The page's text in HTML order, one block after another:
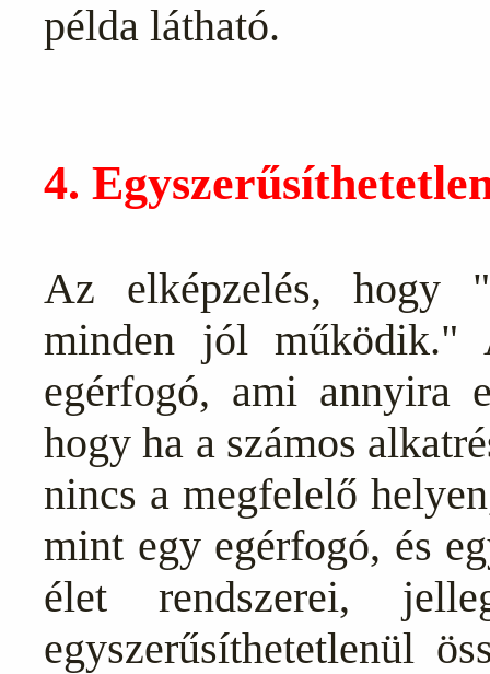
példa látható.
4.
Az elképzelés, hogy
minden jól működik."
egérfogó, ami annyira
hogy ha a számos
nincs a megfelelő
mint egy egérfogó, és
élet rendszerei,
egyszerűsíthetetlenül